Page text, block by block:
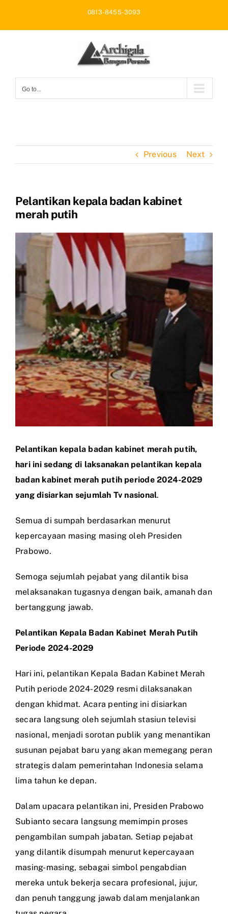
0813-8455-3093
Go to...
Previous Next
Pelantikan kepala badan kabinet
merah putih
View
Image
Pelantikan kepala badan kabinet merah putih,
hari ini sedang di laksanakan pelantikan kepala
badan kabinet merah putih periode 2024-2029
yang disiarkan sejumlah Tv nasional.
Semua di sumpah berdasarkan menurut
kepercayaan masing masing oleh Presiden
Prabowo.
Semoga sejumlah pejabat yang dilantik bisa
melaksanakan tugasnya dengan baik, amanah dan
bertanggung jawab.
Pelantikan Kepala Badan Kabinet Merah Putih
Periode 2024-2029
Hari ini, pelantikan Kepala Badan Kabinet Merah
Putih periode 2024-2029 resmi dilaksanakan
dengan khidmat. Acara penting ini disiarkan
secara langsung oleh sejumlah stasiun televisi
nasional, menjadi sorotan publik yang menantikan
susunan pejabat baru yang akan memegang peran
strategis dalam pemerintahan Indonesia selama
lima tahun ke depan.
Dalam upacara pelantikan ini, Presiden Prabowo
Subianto secara langsung memimpin proses
pengambilan sumpah jabatan. Setiap pejabat
yang dilantik disumpah menurut kepercayaan
masing-masing, sebagai simbol pengabdian
mereka untuk bekerja secara profesional, jujur,
dan penuh tanggung jawab dalam menjalankan